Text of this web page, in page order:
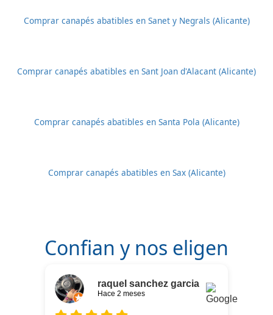
Comprar canapés abatibles en Sanet y Negrals (Alicante)
Comprar canapés abatibles en Sant Joan d'Alacant (Alicante)
Comprar canapés abatibles en Santa Pola (Alicante)
Comprar canapés abatibles en Sax (Alicante)
Confian y nos eligen
raquel sanchez garcia
Hace 2 meses